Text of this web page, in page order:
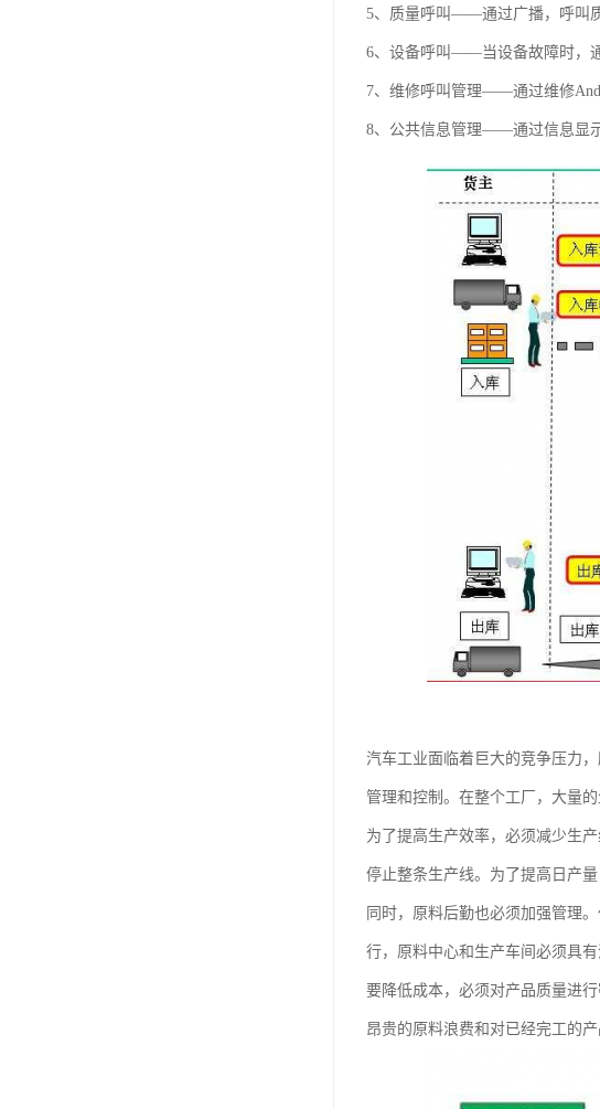
5、质量呼叫——通过广播，呼叫
6、设备呼叫——当设备故障时，
7、维修呼叫管理——通过维修
8、公共信息管理——通过信息显
汽车工业面临着巨大的竞争压力
管理和控制。在整个工厂，大量
为了提高生产效率，必须减少生
停止整条生产线。为了提高日产
同时，原料后勤也必须加强管理
行，原料中心和生产车间必须具
要降低成本，必须对产品质量进
昂贵的原料浪费和对已经完工的产